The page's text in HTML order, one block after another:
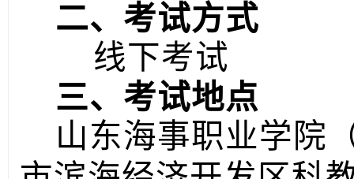
二、考试方式
线下考试
三、考试地点
山东海事职业学院